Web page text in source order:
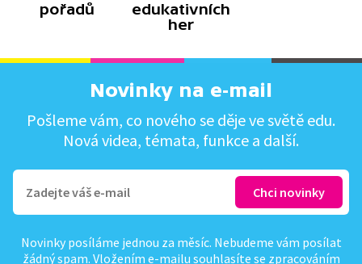
pořadů
edukativních
her
Novinky na e-mail
Pošleme vám, co nového se děje ve světě edu.
Nová videa, témata, funkce a další.
Novinky posíláme jednou za měsíc. Nebudeme vám posílat
žádný spam. Vložením e-mailu souhlasíte se zpracováním